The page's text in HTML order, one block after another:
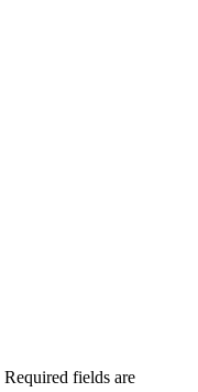
Required fields are